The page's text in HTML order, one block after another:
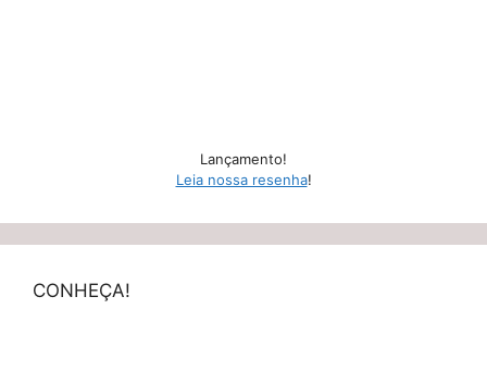
Lançamento!
Leia nossa resenha!
CONHEÇA!